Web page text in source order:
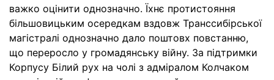
важко оцінити однозначно. Їхнє протистояння
більшовицьким осередкам вздовж Транссибірської
магістралі однозначно дало поштовх повстанню,
що переросло у громадянську війну. За підтримки
Корпусу Білий рух на чолі з адміралом Колчаком